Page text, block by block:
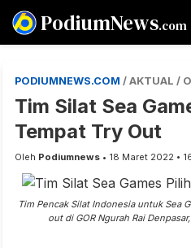
PodiumNews.com
PODIUMNEWS.COM / AKTUAL /
Tim Silat Sea
Tempat Try Out
Oleh Podiumnews • 18 Maret 2022 •
Tim Pencak Silat Indonesia untuk Sea
out di GOR Ngurah Rai